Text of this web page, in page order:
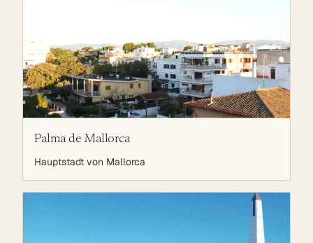
Palma de Mallorca
Hauptstadt von Mallorca